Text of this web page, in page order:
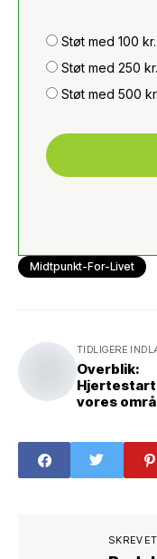
Støt med 100
Støt med 250
Støt med 500
Midtpunkt-For-Livet
TIDLIGERE
Overblik:
vores